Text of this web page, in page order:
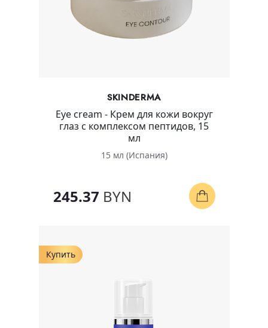
SKINDERMA
Eye cream - Крем для кожи вокруг
глаз с комплексом пептидов, 15
мл
15 мл (Испания)
245.37 BYN
Купить